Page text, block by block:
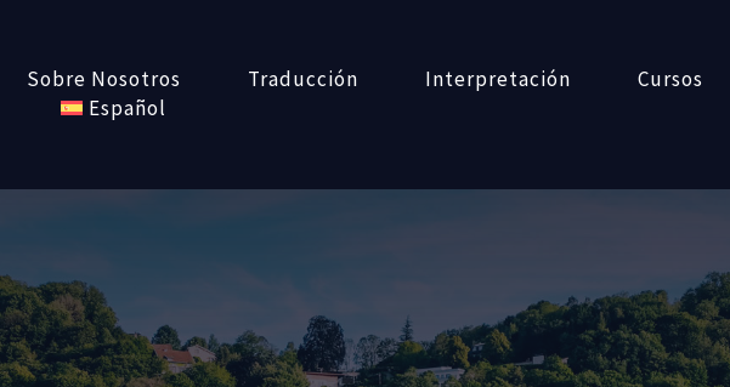
Sobre Nosotros Traducción Interpretación Cursos
Español